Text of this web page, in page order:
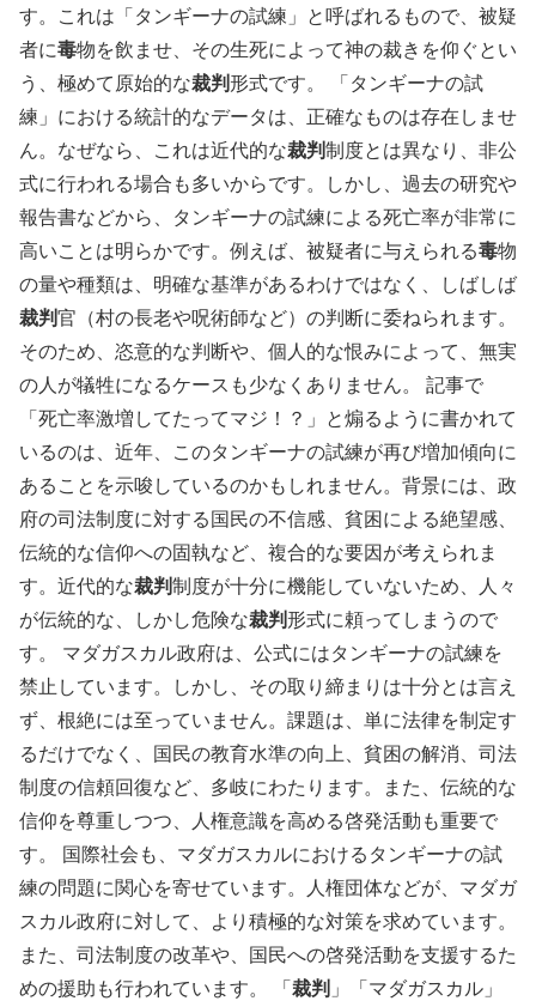
す。これは「タンギーナの試練」と呼ばれるもので、被疑
者に毒物を飲ませ、その生死によって神の裁きを仰ぐとい
う、極めて原始的な裁判形式です。
「タンギーナの試
練」における統計的なデータは、正確なものは存在しませ
ん。なぜなら、これは近代的な裁判制度とは異なり、非公
式に行われる場合も多いからです。しかし、過去の研究や
報告書などから、タンギーナの試練による死亡率が非常に
高いことは明らかです。例えば、被疑者に与えられる毒物
の量や種類は、明確な基準があるわけではなく、しばしば
裁判官（村の長老や呪術師など）の判断に委ねられます。
そのため、恣意的な判断や、個人的な恨みによって、無実
の人が犠牲になるケースも少なくありません。 記事で
「死亡率激増してたってマジ！？」と煽るように書かれて
いるのは、近年、このタンギーナの試練が再び増加傾向に
あることを示唆しているのかもしれません。背景には、政
府の司法制度に対する国民の不信感、貧困による絶望感、
伝統的な信仰への固執など、複合的な要因が考えられま
す。近代的な裁判制度が十分に機能していないため、人々
が伝統的な、しかし危険な裁判形式に頼ってしまうので
す。 マダガスカル政府は、公式にはタンギーナの試練を
禁止しています。しかし、その取り締まりは十分とは言え
ず、根絶には至っていません。課題は、単に法律を制定す
るだけでなく、国民の教育水準の向上、貧困の解消、司法
制度の信頼回復など、多岐にわたります。また、伝統的な
信仰を尊重しつつ、人権意識を高める啓発活動も重要で
す。
国際社会も、マダガスカルにおけるタンギーナの試
練の問題に関心を寄せています。人権団体などが、マダガ
スカル政府に対して、より積極的な対策を求めています。
また、司法制度の改革や、国民への啓発活動を支援するた
めの援助も行われています。
「 裁判 」「マダガスカル」